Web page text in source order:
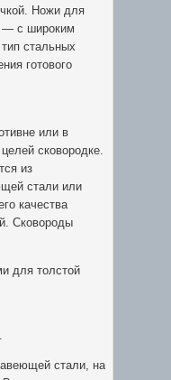
Ножи для
— с широким
стальных
готового
или в
сковородке.
из
стали или
качества
Сковороды
для толстой
стали, на